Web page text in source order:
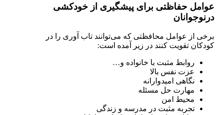
عوامل حفاظتی برای پیشگیری از خودکشی
درنوجوانان
برخی از عوامل محافظتی که می‌توانند تاب آوری را در
کودکان تقویت کنند در زیر آمده است:
روابط مثبت با خانواده و…
عزت نفس بالا
نگاهی امیدوارانه
مهارت حل مسئله
محیط امن
تجربه مثبت در مدرسه و زندگی